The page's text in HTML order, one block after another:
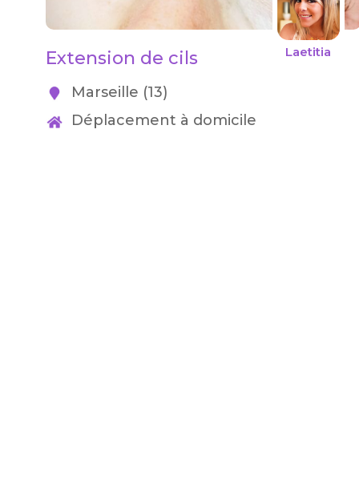
Laetitia
Extension de cils
Marseille (13)
Déplacement à domicile